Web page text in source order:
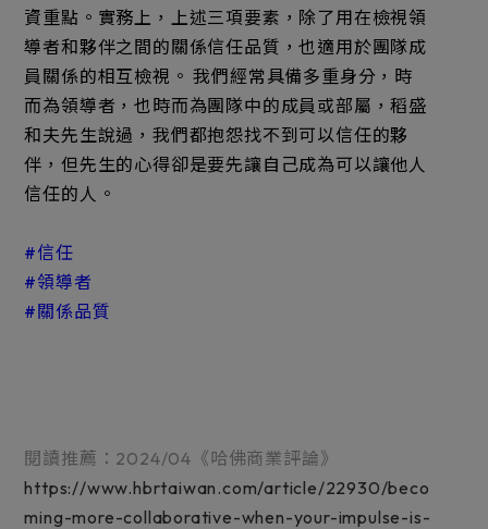
資重點。實務上，上述三項要素，除了用在檢視領
導者和夥伴之間的關係信任品質，也適用於團隊成
員關係的相互檢視。 我們經常具備多重身分，時
而為領導者，也時而為團隊中的成員或部屬，稻盛
和夫先生說過，我們都抱怨找不到可以信任的夥
伴，但先生的心得卻是要先讓自己成為可以讓他人
信任的人。
#信任
#領導者
#關係品質
閱讀推薦：2024/04《哈佛商業評論》
https://www.hbrtaiwan.com/article/22930/beco
ming-more-collaborative-when-your-impulse-is-